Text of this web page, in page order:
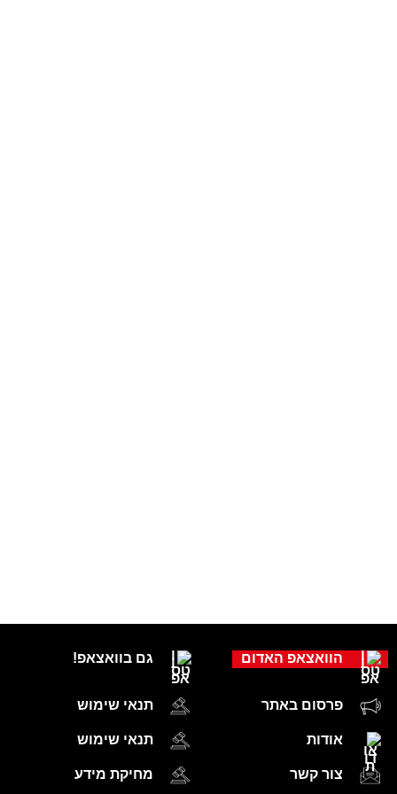
גם בוואצאפ!
תנאי שימוש
תנאי שימוש
מחיקת מידע
הוואצאפ האדום
פרסום באתר
אודות
צור קשר